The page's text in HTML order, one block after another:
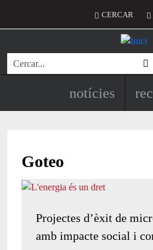
Menú del
CERCAR
Cerca
Navegació
notícies
Goteo
Projectes d’èxit de
amb impacte social i